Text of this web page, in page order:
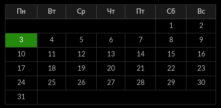
Пн Вт Ср Чт Пт Сб Вс
1 2
3 4 5 6 7 8 9
10 11 12 13 14 15 16
17 18 19 20 21 22 23
24 25 26 27 28 29 30
31